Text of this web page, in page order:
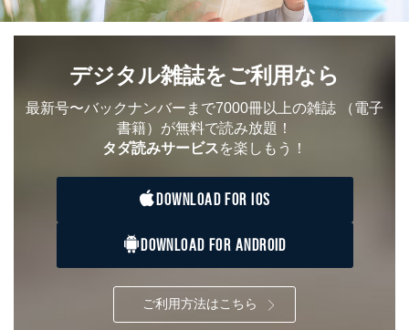
なお、6、7については、パートナー（提携企業）様又は
３．個人情報の第三者提供について
当社は、取得した個人情報を適切に管理し､あらかじめ
本人の同意を得ることなく第三者に提供することはあり
ません。ただし、次の場合は除きます。
人の生命､身体または財産の保護のために必要がある
場合であって、本人の同意を得ることが困難であると
公衆衛生の向上または児童の健全な育成の推進のため
国の機関もしくは地方公共団体またはその委託を受け
た者が法令の定める事務を遂行することに対して協力
デジタル雑誌をご利用なら
最新号〜バックナンバーまで7000冊以上の雑誌 （電子
書籍）が無料で読み放題！
タダ読みサービスを楽しもう！
DOWNLOAD FOR IOS
DOWNLOAD FOR ANDROID
ご利用方法はこちら